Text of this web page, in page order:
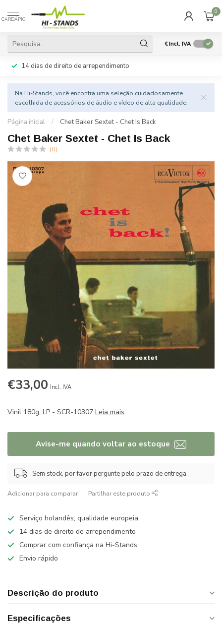
CARDÁPIO
0
€Incl. IVA
14 dias de direito de arrependimento
Na Hi-Stands, você encontra uma seleção cuidadosamente
escolhida de acessórios de áudio e vídeo de alta qualidade.
Página inicial / Chet Baker Sextet - Chet Is Back
Chet Baker Sextet - Chet Is Back
(0)
€33,00 Incl. IVA
Vinil 180g, LP - SCR-10307 Leia mais.
Avise-me quando voltar ao estoque
Sem stock, por favor pergunte pelo prazo de entrega.
Adicionar para comparar Partilhar este produto
Serviço holandês, qualidade europeia
14 dias de direito de arrependimento
Comprar com confiança na Hi-Stands
Envio rápido
Descrição do produto
Especificações